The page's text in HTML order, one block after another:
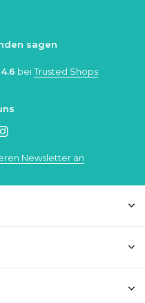
sagen
4.6 beiTrusted Shops
Newsletter an